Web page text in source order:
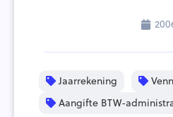
Jaarrekening
Aangifte BTW-